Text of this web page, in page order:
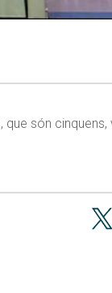
són cinquens,